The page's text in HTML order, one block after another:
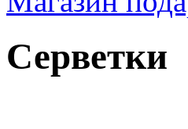
Серветки